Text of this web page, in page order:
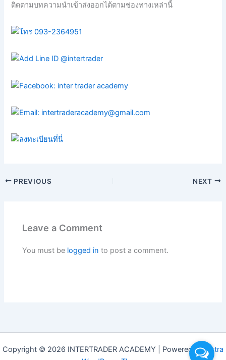
ติดตามบทความนำเข้าส่งออกได้ตามช่องทางเหล่านี้
PREVIOUS NEXT
Leave a Comment
You must be logged in to post a comment.
Copyright © 2026 INTERTRADER ACADEMY | Powered byAstra